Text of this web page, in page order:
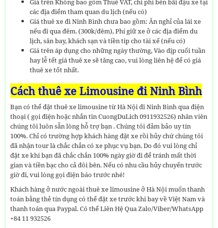
Giá trên Không bao gồm Thuế VAT, chi phí bến bãi đậu xe tại
các địa điểm tham quan du lịch (nếu có)
Giá thuê xe đi Ninh Bình chưa bao gồm: Ăn nghỉ của lái xe
nếu đi qua đêm. (300k/đêm), Phí giữ xe ở các địa điểm du
lịch, sân bay, khách sạn và tiền tip cho tài xế (nếu có)
Giá trên áp dụng cho những ngày thường, Vào dịp cuối tuần
hay lễ tết giá thuê xe sẽ tăng cao, vui lòng liên hệ để có giá
thuê xe tốt nhất.
Cách thuê xe Limousine đi Ninh Bình
Bạn có thể đặt thuê xe limousine từ Hà Nội đi Ninh Bình qua điện
thoại ( gọi điện hoặc nhắn tin CuongDuLich 0911932526) nhân viên
chúng tôi luôn sẵn lòng hỗ trợ bạn . Chúng tôi đảm bảo uy tín
100%. Chỉ có trường hợp khách hàng đặt xe rồi hủy chứ chúng tôi
đã nhận tour là chắc chắn có xe phục vụ bạn. Do đó vui lòng chỉ
đặt xe khi bạn đã chắc chắn 100% ngày giờ đi để tránh mất thời
gian và tiền bạc cho cả đôi bên. Nếu có nhu cầu hủy chuyến trước
giờ đi, vui lòng gọi điện báo trước nhé!
Khách hàng ở nước ngoài thuê xe limousine ở Hà Nội muốn thanh
toán bằng thẻ tín dụng có thể đặt xe trước khi bay về Việt Nam và
thanh toán qua Paypal. Có thể Liên Hệ Qua Zalo/Viber/WhatsApp
+84 11 932526